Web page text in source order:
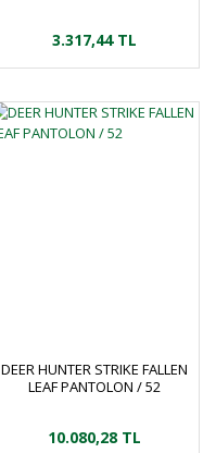
3.317,44 TL
DEER HUNTER STRIKE FALLEN
LEAF PANTOLON / 52
10.080,28 TL